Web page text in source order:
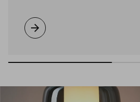
Μάθετε περισσότερα